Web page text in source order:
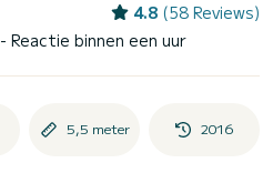
4.8 (58 Reviews)
- Reactie binnen een uur
5,5 meter 2016